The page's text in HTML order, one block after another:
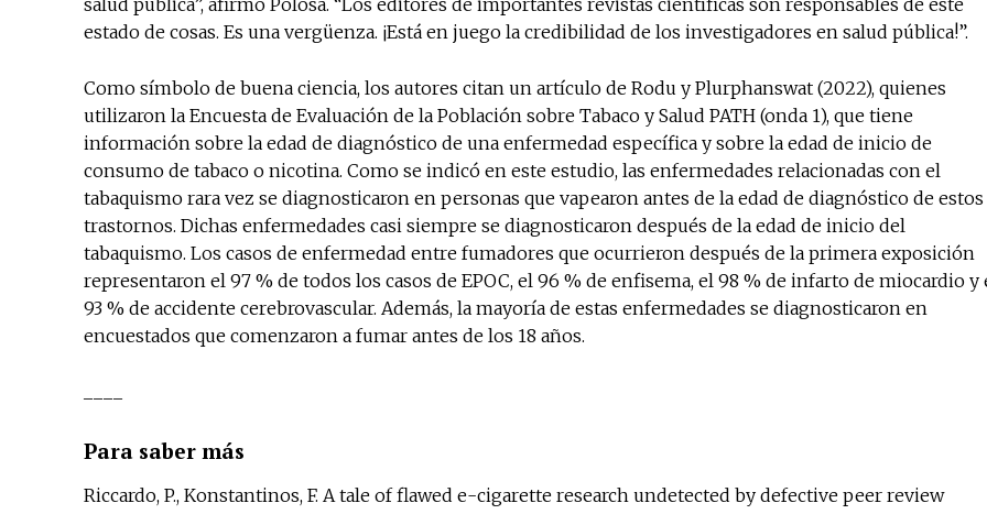
salud pública”, afirmó Polosa. “Los editores de importantes revistas científicas son responsables de este
estado de cosas. Es una vergüenza. ¡Está en juego la credibilidad de los investigadores en salud pública!”.
Como símbolo de buena ciencia, los autores citan un artículo de Rodu y Plurphanswat (2022), quienes
utilizaron la Encuesta de Evaluación de la Población sobre Tabaco y Salud PATH (onda 1), que tiene
información sobre la edad de diagnóstico de una enfermedad específica y sobre la edad de inicio de
consumo de tabaco o nicotina. Como se indicó en este estudio, las enfermedades relacionadas con el
tabaquismo rara vez se diagnosticaron en personas que vapearon antes de la edad de diagnóstico de estos
trastornos. Dichas enfermedades casi siempre se diagnosticaron después de la edad de inicio del
tabaquismo. Los casos de enfermedad entre fumadores que ocurrieron después de la primera exposición
representaron el 97 % de todos los casos de EPOC, el 96 % de enfisema, el 98 % de infarto de miocardio y
93 % de accidente cerebrovascular. Además, la mayoría de estas enfermedades se diagnosticaron en
encuestados que comenzaron a fumar antes de los 18 años.
Para saber más
Riccardo, P., Konstantinos, F. A tale of flawed e-cigarette research undetected by defective peer review